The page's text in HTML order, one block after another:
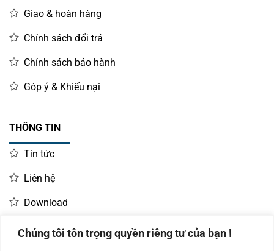
Chúng tôi tôn trọng quyền riêng tư của bạn !
Giao & hoàn hàng
Chính sách đổi trả
Chính sách bảo hành
Góp ý & Khiếu nại
THÔNG TIN
Tin tức
Liên hệ
Download
LIÊN HỆ MUA HÀNG